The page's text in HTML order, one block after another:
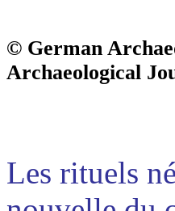
© German
Archaeological
Les rituels